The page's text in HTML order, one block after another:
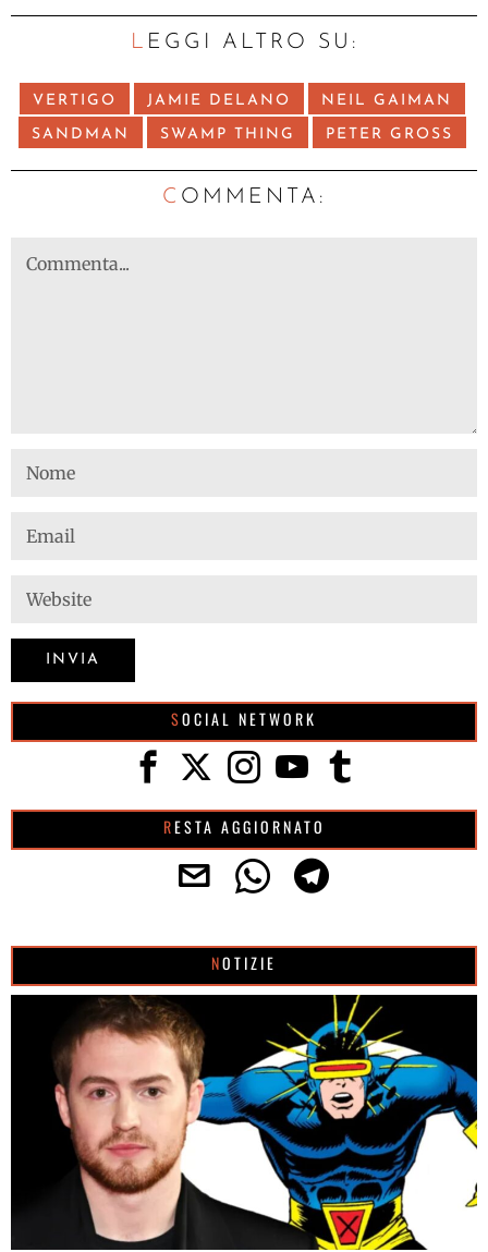
LEGGI ALTRO SU:
VERTIGO JAMIE DELANO NEIL GAIMAN
SANDMAN SWAMP THING PETER GROSS
C OMMENTA:
SOCIAL NETWORK
RESTA AGGIORNATO
NOTIZIE